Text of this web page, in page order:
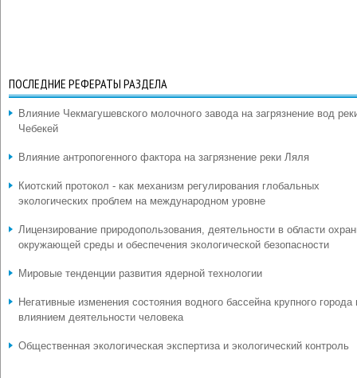
ПОСЛЕДНИЕ РЕФЕРАТЫ РАЗДЕЛА
Влияние Чекмагушевского молочного завода на загрязнение вод
Чебекей
Влияние антропогенного фактора на загрязнение реки Ляля
Киотский протокол - как механизм регулирования глобальных
экологических проблем на международном уровне
Лицензирование природопользования, деятельности в области
окружающей среды и обеспечения экологической безопасности
Мировые тенденции развития ядерной технологии
Негативные изменения состояния водного бассейна крупного города
влиянием деятельности человека
Общественная экологическая экспертиза и экологический контроль